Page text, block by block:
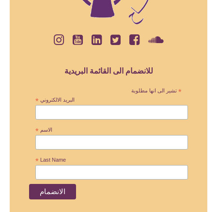
للانضمام الى القائمة البريدية
* تشير الى انها مطلوبة
البريد الالكتروني *
الاسم *
Last Name
*